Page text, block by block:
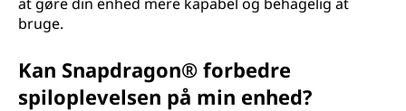
bruge.
Kan Snapdragon® forbedre
spiloplevelsen på min enhed?